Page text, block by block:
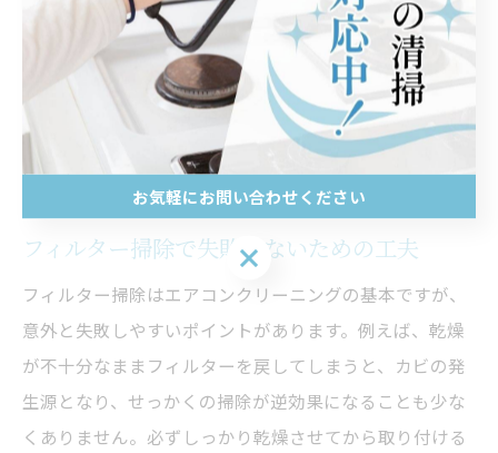
作業前には必ず電源プラグを抜き、説明書で機種ごとの
注意点やパーツの外し方を確認しましょう。無理な分解
や誤った洗浄方法は、エアコンの故障に直結するため、
難しいと感じた場合はプロへの依頼を検討することも大
切です。
フィルター掃除で失敗しないための工夫
フィルター掃除はエアコンクリーニングの基本ですが、
意外と失敗しやすいポイントがあります。例えば、乾燥
が不十分なままフィルターを戻してしまうと、カビの発
生源となり、せっかくの掃除が逆効果になることも少な
くありません。必ずしっかり乾燥させてから取り付ける
お気軽にお問い合わせください
お気軽にお問い合わせください